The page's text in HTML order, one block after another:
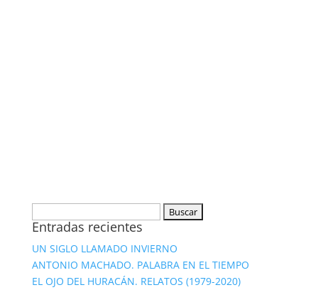
Entradas recientes
UN SIGLO LLAMADO INVIERNO
ANTONIO MACHADO. PALABRA EN EL TIEMPO
EL OJO DEL HURACÁN. RELATOS (1979-2020)